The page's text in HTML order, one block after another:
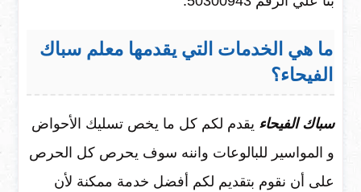
ما هي الخدمات التي يقدمها معلم سباك
الفيحاء؟
سباك الفيحاء يقدم لكم كل ما يخص تسليك الأحواض
و المواسير للبالوعات واننه سوف يحرص كل الحرص
على أن نقوم بتقديم لكم أفضل خدمة ممكنة لأن